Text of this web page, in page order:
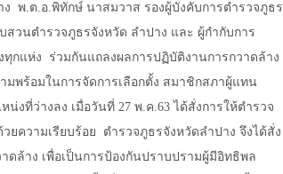
ง พ.ต.อ.พิทักษ์ นาสมวาส รองผู้บังคับการตำรวจภูธร
วนตำรวจภูธรจังหวัด ลำปาง และ ผู้กำกับการ
ทุกแห่ง
ร่วมกันแถลงผลการปฏิบัติงานการกวาดล้าง
มพร้อมในการจัดการเลือกตั้ง สมาชิกสภาผู้แทน
งที่ว่างลง เมื่อวันที่ 27 พ.ค.63 ได้สั่งการให้ตำรวจ
ยความเรียบร้อย
ตำรวจภูธรจังหวัดลำปาง จึงได้สั่ง
ล้าง เพื่อเป็นการป้องกันปราบปรามผู้มีอิทธิพล